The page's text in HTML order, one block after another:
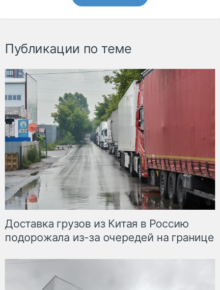
Публикации по теме
Доставка грузов из Китая в Россию
подорожала из-за очередей на границе